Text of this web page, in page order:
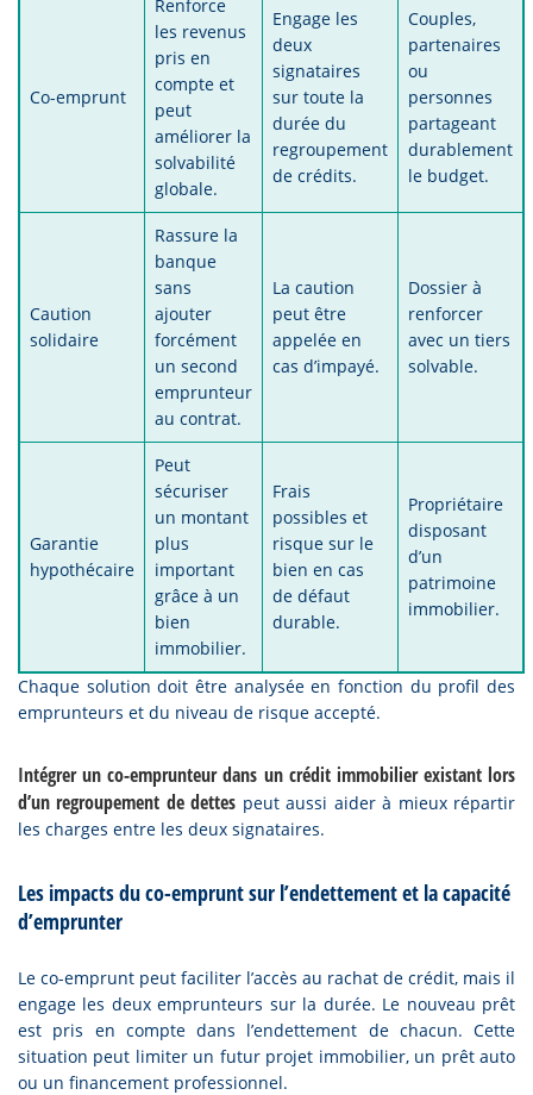
Co-emprunt
Renforce
les revenus
pris en
compte et
peut
améliorer la
solvabilité
globale.
Engage les
deux
signataires
sur toute la
durée du
regroupement
de crédits.
Couples,
partenaires
ou
personnes
partageant
durablement
le budget.
Caution
solidaire
Rassure la
banque
sans
ajouter
forcément
un second
emprunteur
au contrat.
La caution
peut être
appelée en
cas d’impayé.
Dossier à
renforcer
avec un tiers
solvable.
Garantie
hypothécaire
Peut
sécuriser
un montant
plus
important
grâce à un
bien
immobilier.
Frais
possibles et
risque sur le
bien en cas
de défaut
durable.
Propriétaire
disposant
d’un
patrimoine
immobilier.
Chaque solution doit être analysée en fonction du profil des
emprunteurs et du niveau de risque accepté.
Intégrer un co-emprunteur dans un crédit immobilier existant lors
d’un regroupement de dettes peut aussi aider à mieux répartir
les charges entre les deux signataires.
Les impacts du co-emprunt sur l’endettement et la capacité
d’emprunter
Le co-emprunt peut faciliter l’accès au rachat de crédit, mais il
engage les deux emprunteurs sur la durée. Le nouveau prêt
est pris en compte dans l’endettement de chacun. Cette
situation peut limiter un futur projet immobilier, un prêt auto
ou un financement professionnel.